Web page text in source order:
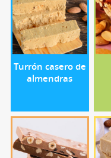
Turrón casero de
almendras